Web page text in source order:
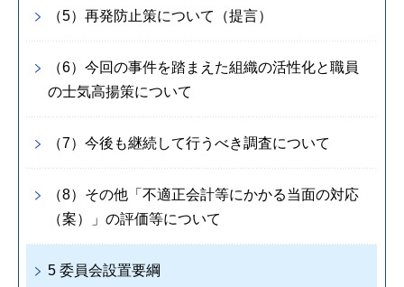
（5）再発防止策について（提言）
（6）今回の事件を踏まえた組織の活性化と職員
の士気高揚策について
（7）今後も継続して行うべき調査について
（8）その他「不適正会計等にかかる当面の対応
（案）」の評価等について
5 委員会設置要綱